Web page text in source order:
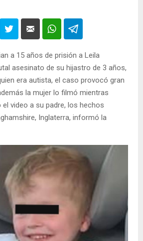
a 15 años de prisión a Leila
asesinato de su hijastro de 3 años,
era autista, el caso provocó gran
la mujer lo filmó mientras
el video a su padre, los hechos
Inglaterra, informó la